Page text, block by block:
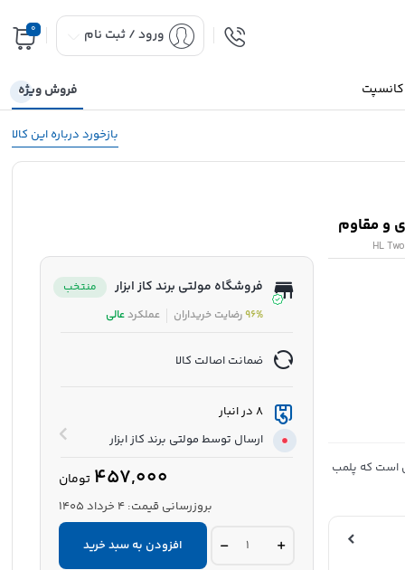
ورود / ثبت نام 0
کانسپت فروش ویژه
بازخورد درباره این کالا
HL
است که پلمب
فروشگاه مولتی برند کاز ابزار
منتخب
96%رضایت خریداران عملکردعالی
ضمانت اصالت کالا
8 در انبار
ارسال توسط مولتی برند کاز ابزار
457,000 تومان
بروزرسانی قیمت: 4 خرداد 1405
چسب
دو‌جزئی افزودن به سبد خرید